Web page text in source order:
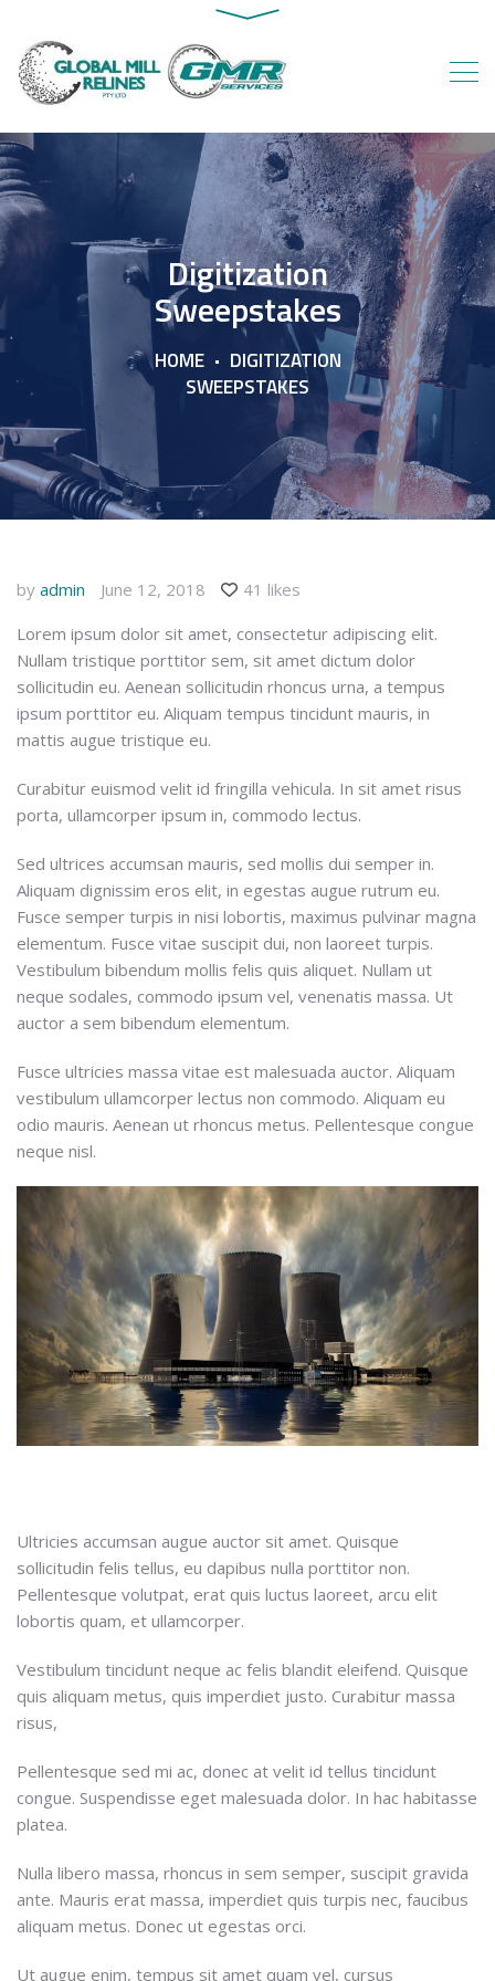
Digitization
Sweepstakes
HOME
DIGITIZATION
SWEEPSTAKES
by admin June 12, 2018
41 likes
Lorem ipsum dolor sit amet, consectetur adipiscing elit.
Nullam tristique porttitor sem, sit amet dictum dolor
sollicitudin eu. Aenean sollicitudin rhoncus urna, a tempus
ipsum porttitor eu. Aliquam tempus tincidunt mauris, in
mattis augue tristique eu.
Curabitur euismod velit id fringilla vehicula. In sit amet risus
porta, ullamcorper ipsum in, commodo lectus.
Sed ultrices accumsan mauris, sed mollis dui semper in.
Aliquam dignissim eros elit, in egestas augue rutrum eu.
Fusce semper turpis in nisi lobortis, maximus pulvinar magna
elementum. Fusce vitae suscipit dui, non laoreet turpis.
Vestibulum bibendum mollis felis quis aliquet. Nullam ut
neque sodales, commodo ipsum vel, venenatis massa. Ut
auctor a sem bibendum elementum.
Fusce ultricies massa vitae est malesuada auctor. Aliquam
vestibulum ullamcorper lectus non commodo. Aliquam eu
odio mauris. Aenean ut rhoncus metus. Pellentesque congue
neque nisl.
Ultricies accumsan augue auctor sit amet. Quisque
sollicitudin felis tellus, eu dapibus nulla porttitor non.
Pellentesque volutpat, erat quis luctus laoreet, arcu elit
lobortis quam, et ullamcorper.
Vestibulum tincidunt neque ac felis blandit eleifend. Quisque
quis aliquam metus, quis imperdiet justo. Curabitur massa
risus,
Pellentesque sed mi ac, donec at velit id tellus tincidunt
congue. Suspendisse eget malesuada dolor. In hac habitasse
platea.
Nulla libero massa, rhoncus in sem semper, suscipit gravida
ante. Mauris erat massa, imperdiet quis turpis nec, faucibus
aliquam metus. Donec ut egestas orci.
Ut augue enim, tempus sit amet quam vel, cursus